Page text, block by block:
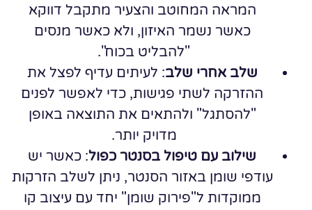
המראה המחוטב והצעיר מתקבל דווקא
כאשר נשמר האיזון, ולא כאשר מנסים
"להבליט בכוח".
שלב אחרי שלב: לעיתים עדיף לפצל את
ההזרקה לשתי פגישות, כדי לאפשר לפנים
"להסתגל" ולהתאים את התוצאה באופן
מדויק יותר.
שילוב עם טיפול בסנטר כפול: כאשר יש
עודפי שומן באזור הסנטר, ניתן לשלב הזרקות
ממוקדות ל"פירוק שומן" יחד עם עיצוב קו